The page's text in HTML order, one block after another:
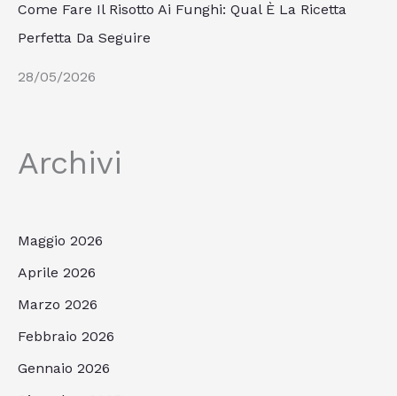
Come Fare Il Risotto Ai Funghi: Qual È La Ricetta
Perfetta Da Seguire
28/05/2026
Archivi
Maggio 2026
Aprile 2026
Marzo 2026
Febbraio 2026
Gennaio 2026